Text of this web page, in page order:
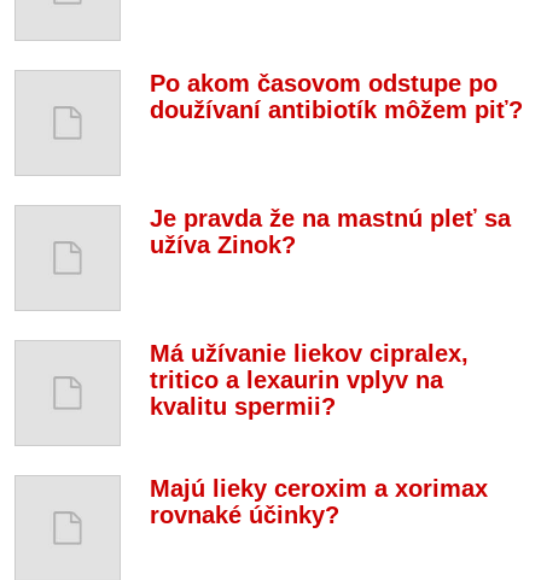
Po akom časovom odstupe po
doužívaní antibiotík môžem piť?
Je pravda že na mastnú pleť sa
užíva Zinok?
Má užívanie liekov cipralex,
tritico a lexaurin vplyv na
kvalitu spermii?
Majú lieky ceroxim a xorimax
rovnaké účinky?